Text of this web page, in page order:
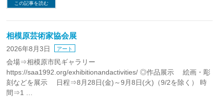
この記事を読む
相模原芸術家協会展
2026年8月3日 アート
会場⇒相模原市民ギャラリー
https://saa1992.org/exhibitionandactivities/ ◎作品展示 絵画・彫
刻などを展示 日程⇒8月28日(金)～9月8日(火)（9/2を除く） 時
間⇒1 …